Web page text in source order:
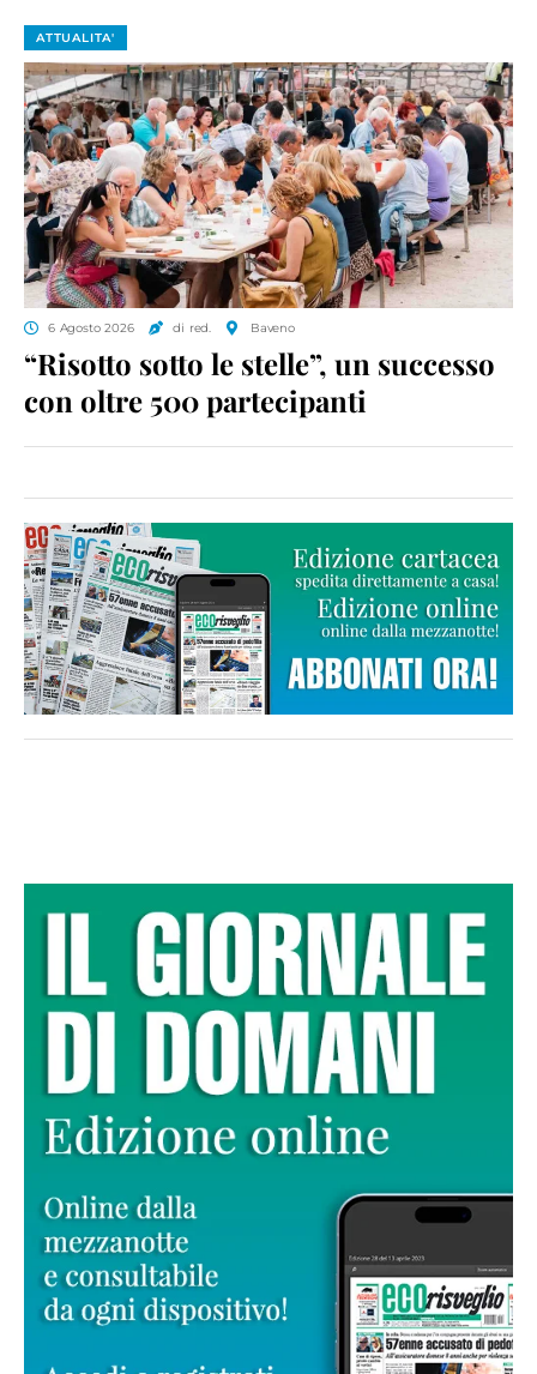
ATTUALITA'
6 Agosto 2026 di red. Baveno
“Risotto sotto le stelle”, un successo
con oltre 500 partecipanti